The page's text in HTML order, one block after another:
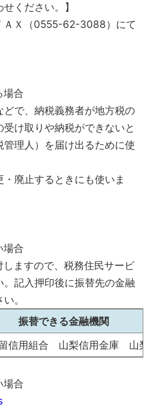
ください。】
ＡＸ（0555-62-3088）にて
場合
で、納税義務者が地方税の
け取りや納税ができないと
理人）を届け出るために使
廃止するときにも使いま
場合
ますので、税務住民サービ
。記入押印後に振替先の金融
。
金融機関
信用組合 山梨信用金庫
場合